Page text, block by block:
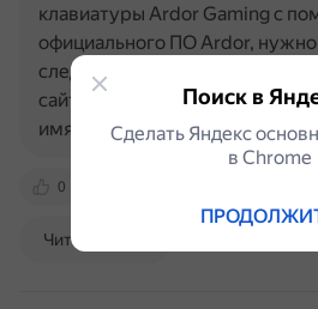
0
клавиатуры Ardor Gaming с
официального ПО Ardor,
следующие шаги: 1. Скачать
сайт Ardor или в магазин
имя модели клавиатуры
Читать далее
Поиск в
Сделать Яндекс
в Сhrome